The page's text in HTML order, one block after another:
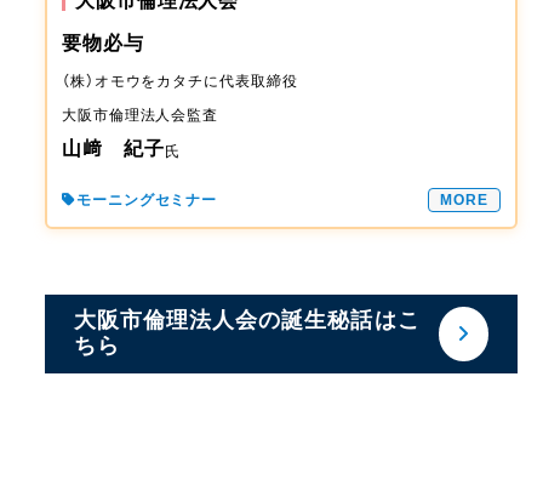
要物必与
（株）オモウをカタチに代表取締役
大阪市倫理法人会監査
山﨑 紀子氏
モーニングセミナー MORE
大阪市倫理法人会の誕生秘話はこ
ちら